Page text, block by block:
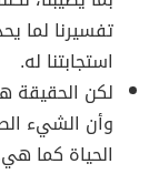
تفسيرنا لما
استجابتنا له.
لكن الحقيقة
وأن الشيء
الحياة كما